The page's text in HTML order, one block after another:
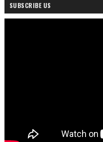
SUBSCRIBE US